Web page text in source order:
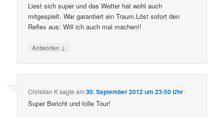
Liest sich super und das Wetter hat wohl auch
mitgespielt. War garantiert ein Traum.Löst sofort den
Reflex aus: Will ich auch mal machen!!
Antworten ↓
Christian Ksagte am30. September 2012 um 23:50 Uhr :
Super Bericht und tolle Tour!